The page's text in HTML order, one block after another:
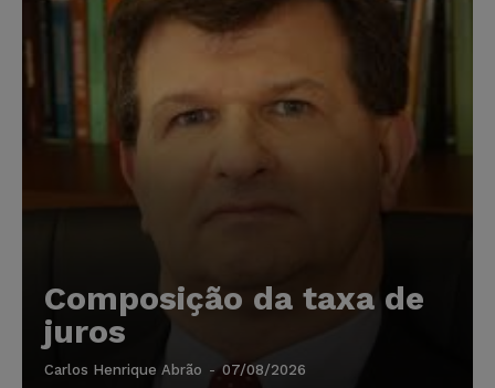
Composição da taxa de
juros
Carlos Henrique Abrão - 07/08/2026